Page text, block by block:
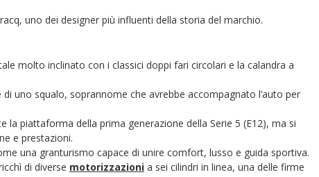
uno dei designer più influenti della storia del marchio.
molto inclinato con i classici doppi fari circolari e la calandra a
uno squalo, soprannome che avrebbe accompagnato l’auto per
la piattaforma della prima generazione della Serie 5 (E12), ma si
e prestazioni.
una granturismo capace di unire comfort, lusso e guida sportiva.
di diverse motorizzazioni a sei cilindri in linea, una delle firme